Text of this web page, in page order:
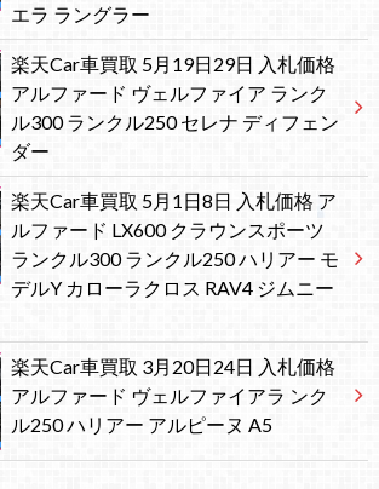
エラ ラングラー
楽天Car車買取 5月19日29日 入札価格
アルファード ヴェルファイア ランク
ル300 ランクル250 セレナ ディフェン
ダー
楽天Car車買取 5月1日8日 入札価格 ア
ルファード LX600 クラウンスポーツ
ランクル300 ランクル250 ハリアー モ
デルY カローラクロス RAV4 ジムニー
楽天Car車買取 3月20日24日 入札価格
アルファード ヴェルファイアラ ンク
ル250 ハリアー アルピーヌ A5